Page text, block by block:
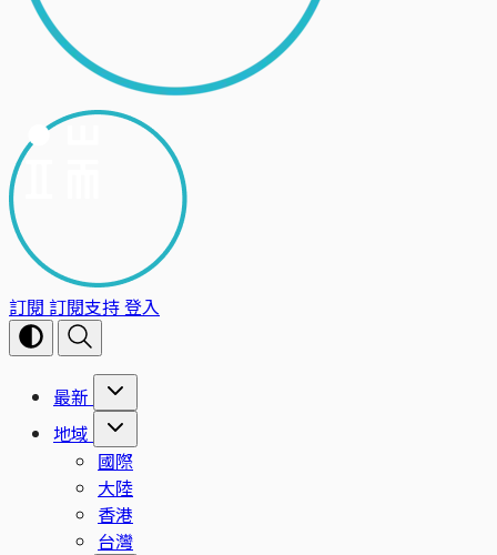
訂閱 訂閱支持登入
最新
地域
國際
大陸
香港
台灣